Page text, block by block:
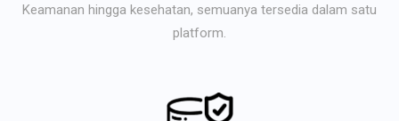
Keamanan hingga kesehatan, semuanya tersedia dalam satu
platform.